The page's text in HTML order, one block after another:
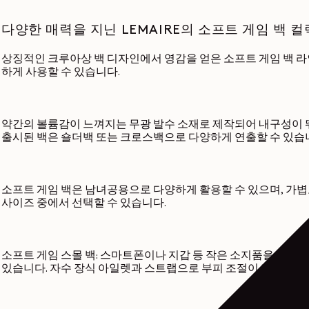
다양한 매력을 지닌 LEMAIRE의 소프트 게임 백 컬
상징적인 크루아상 백 디자인에서 영감을 얻은 소프트 게임 백
하게 사용할 수 있습니다.
약간의 볼륨감이 느껴지는 무광 발수 소재로 제작되어 내구성
출시된 백은 숄더백 또는 크로스백으로 다양하게 연출할 수 있습
소프트 게임 백은 남녀공용으로 다양하게 활용할 수 있으며, 가
사이즈 중에서 선택할 수 있습니다.
소프트 게임 스몰 백: 스마트폰이나 지갑 등 작은 소지품을 보관
있습니다. 자수 장식 아일렛과 스트랩으로 부피 조절이 가능하